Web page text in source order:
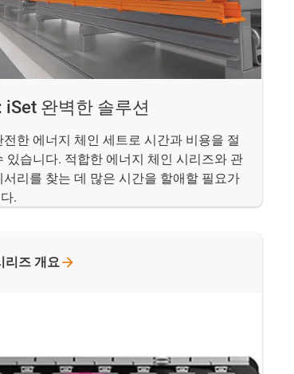
iSet 완벽한 솔루션
전한 에너지 체인 세트로 시간과 비용을 절
있습니다. 적합한 에너지 체인 시리즈와 관
서리를 찾는 데 많은 시간을 할애할 필요가
.
리즈 개요